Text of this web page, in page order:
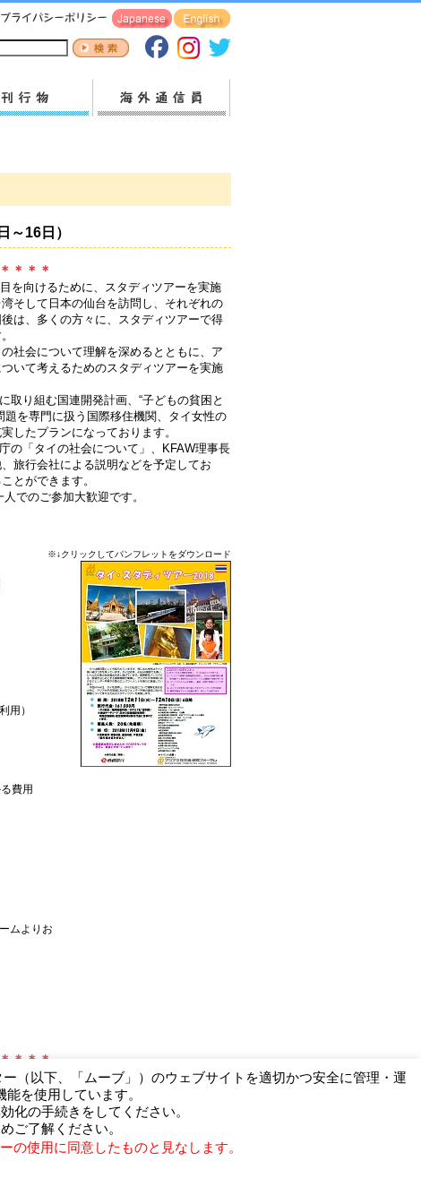
～16日）
＊＊＊
を向けるために、スタディツアーを実施
そして日本の仙台を訪問し、それぞれの
は、多くの方々に、スタディツアーで得
社会について理解を深めるとともに、ア
いて考えるためのスタディツアーを実施
取り組む国連開発計画、“子どもの貧困と
を専門に扱う国際移住機関、タイ女性の
したプランになっております。
の「タイの社会について」、KFAW理事長
旅行会社による説明などを予定してお
とができます。
でのご参加大歓迎です。
※↓クリックしてパンフレットをダウンロード
用）
費用
ムよりお
＊＊＊
（以下、「ムーブ」）のウェブサイトを適切かつ安全に管理・運
を使用しています。
化の手続きをしてください。
ご了解ください。
使用に同意したものと見なします。